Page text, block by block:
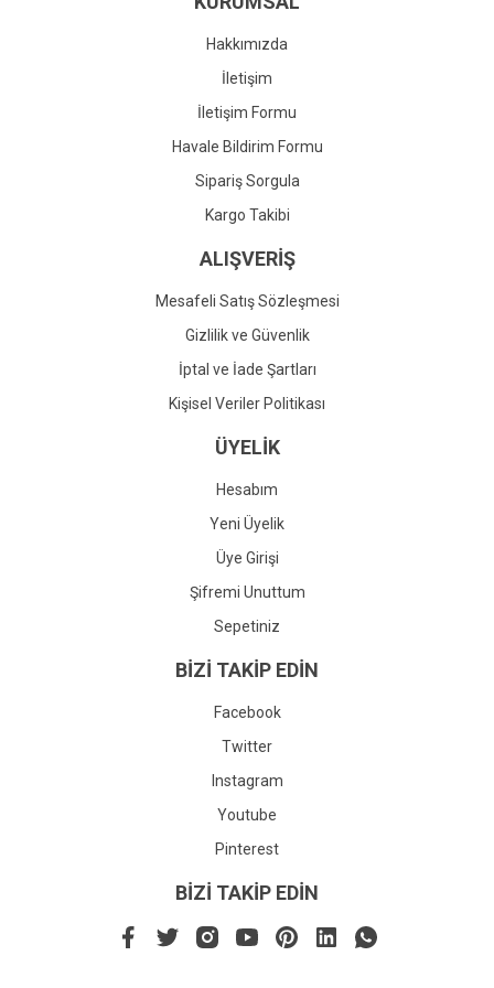
Gönder
Hakkımızda
İletişim
İletişim Formu
Havale Bildirim Formu
Sipariş Sorgula
Kargo Takibi
ALIŞVERİŞ
Mesafeli Satış Sözleşmesi
Gizlilik ve Güvenlik
İptal ve İade Şartları
Kişisel Veriler Politikası
ÜYELİK
Hesabım
Yeni Üyelik
Üye Girişi
Şifremi Unuttum
Sepetiniz
BİZİ TAKİP EDİN
Facebook
Twitter
Instagram
Youtube
Pinterest
BİZİ TAKİP EDİN